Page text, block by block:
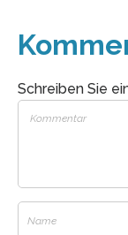
Schreiben Sie